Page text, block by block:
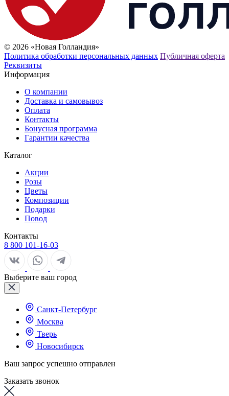
© 2026 «Новая Голландия»
Политика обработки персональных данных Публичная оферта
Реквизиты
Информация
О компании
Доставка и самовывоз
Оплата
Контакты
Бонусная программа
Гарантии качества
Каталог
Акции
Розы
Цветы
Композиции
Подарки
Повод
Контакты
8 800 101-16-03
Выберите ваш город
Санкт-Петербург
Москва
Тверь
Новосибирск
Ваш запрос успешно отправлен
Заказать звонок